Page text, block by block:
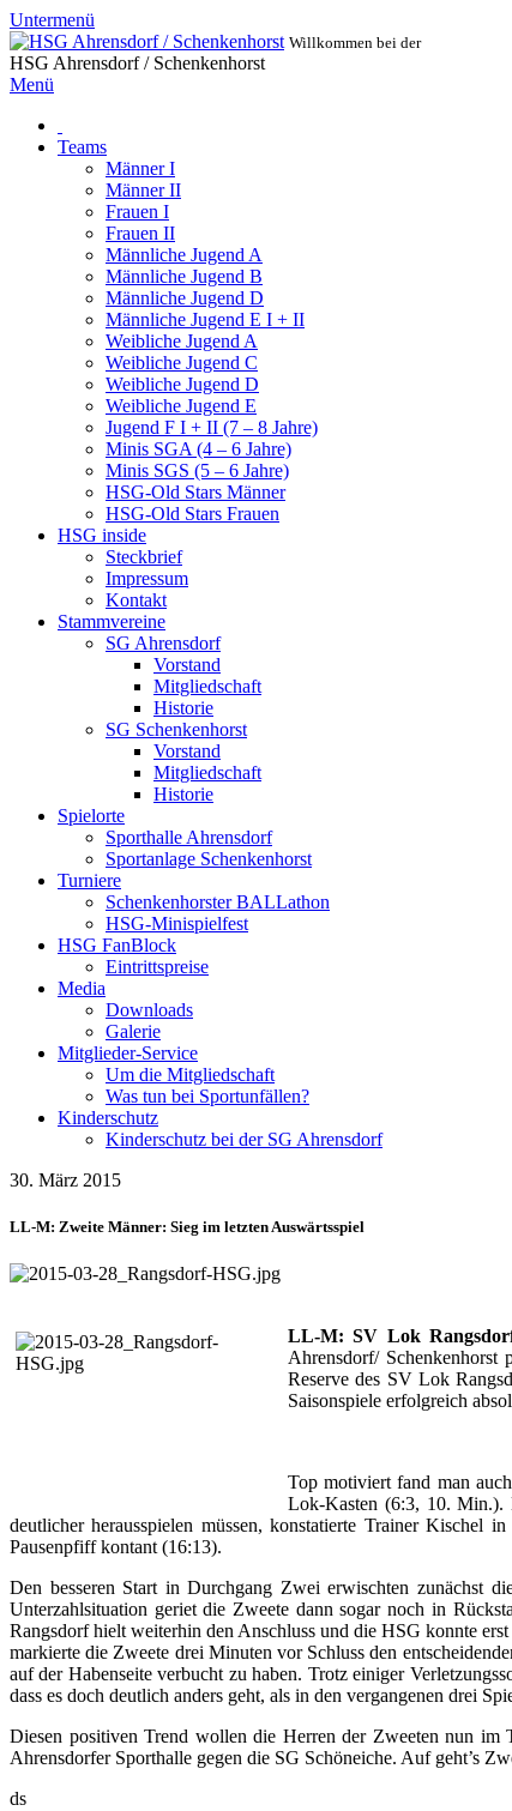
Untermenü
Willkommen bei der
HSG Ahrensdorf / Schenkenhorst
Menü
Teams
Männer I
Männer II
Frauen I
Frauen II
Männliche Jugend A
Männliche Jugend B
Männliche Jugend D
Männliche Jugend E I + II
Weibliche Jugend A
Weibliche Jugend C
Weibliche Jugend D
Weibliche Jugend E
Jugend F I + II (7 – 8 Jahre)
Minis SGA (4 – 6 Jahre)
Minis SGS (5 – 6 Jahre)
HSG-Old Stars Männer
HSG-Old Stars Frauen
HSG inside
Steckbrief
Impressum
Kontakt
Stammvereine
SG Ahrensdorf
Vorstand
Mitgliedschaft
Historie
SG Schenkenhorst
Vorstand
Mitgliedschaft
Historie
Spielorte
Sporthalle Ahrensdorf
Sportanlage Schenkenhorst
Turniere
Schenkenhorster BALLathon
HSG-Minispielfest
HSG FanBlock
Eintrittspreise
Media
Downloads
Galerie
Mitglieder-Service
Um die Mitgliedschaft
Was tun bei Sportunfällen?
Kinderschutz
Kinderschutz bei der SG Ahrensdorf
30. März 2015
LL-M: Zweite Männer: Sieg im letzten Auswärtsspiel
LL-M: SV Lok
Ahrensdorf/ Schenkenhorst
Reserve des SV Lok
Saisonspiele erfolgreich
Top motiviert fand man
Lok-Kasten (6:3, 10. Min.).
deutlicher herausspielen müssen, konstatierte Trainer Kischel
Pausenpfiff kontant (16:13).
Den besseren Start in Durchgang Zwei erwischten zunächst
Unterzahlsituation geriet die Zweete dann sogar noch in
Rangsdorf hielt weiterhin den Anschluss und die HSG konnte
markierte die Zweete drei Minuten vor Schluss den
auf der Habenseite verbucht zu haben. Trotz einiger
dass es doch deutlich anders geht, als in den vergangenen drei
Diesen positiven Trend wollen die Herren der Zweeten nun im
Ahrensdorfer Sporthalle gegen die SG Schöneiche. Auf geht’s
ds